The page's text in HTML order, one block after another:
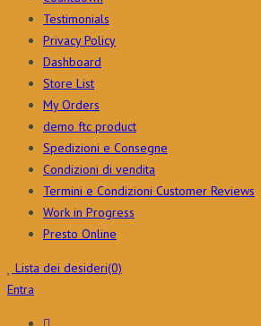
Testimonials
Privacy Policy
Dashboard
Store List
My Orders
demo ftc product
Spedizioni e Consegne
Condizioni di vendita
Termini e Condizioni Customer Reviews
Work in Progress
Presto Online
Lista dei desideri(0)
Entra